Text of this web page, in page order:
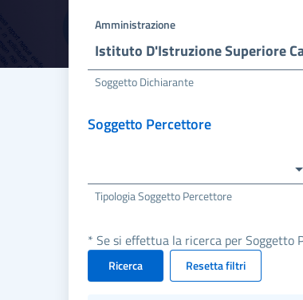
Amministrazione
Soggetto Dichiarante
Soggetto Percettore
Tipologia Soggetto Percettore
* Se si effettua la ricerca per Soggetto
Ricerca Resetta filtri